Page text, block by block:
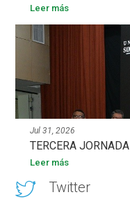
Leer más
Jul 31, 2026
TERCERA
Leer más
Twitter